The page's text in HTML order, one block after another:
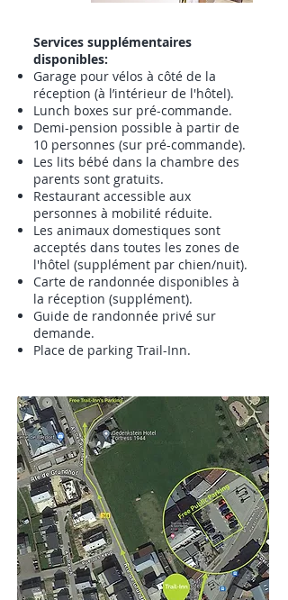
Services supplémentaires
disponibles:
Garage pour vélos à côté de la
réception (à l’intérieur de l'hôtel).
Lunch boxes sur pré-commande.
Demi-pension possible à partir de
10 personnes (sur pré-commande).
Les lits bébé dans la chambre des
parents sont gratuits.
Restaurant accessible aux
personnes à mobilité réduite.
Les animaux domestiques sont
acceptés dans toutes les zones de
l'hôtel (supplément par chien/nuit).
Carte de randonnée disponibles à
la réception (supplément).
Guide de randonnée privé sur
demande.
Place de parking Trail-Inn.